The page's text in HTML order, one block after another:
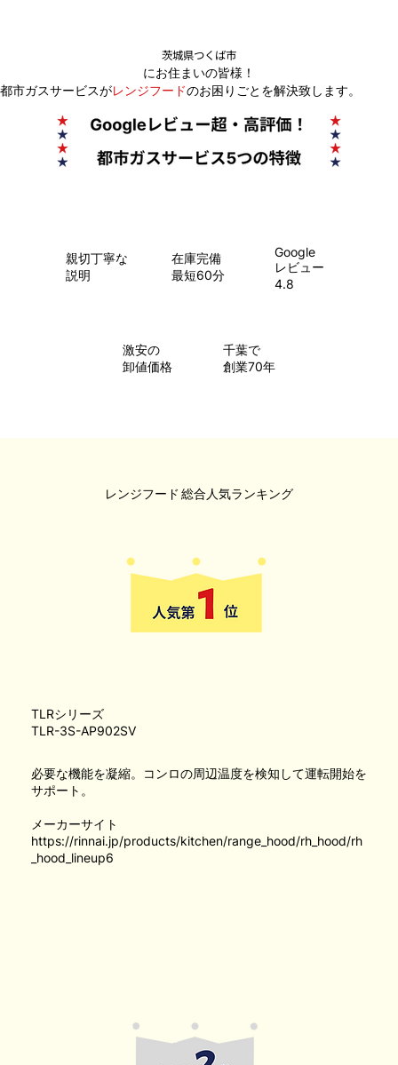
にお住まいの皆様！
茨城県つくば市
都市ガスサービスがレンジフードのお困りごとを解決致します。
親切丁寧な
説明
在庫完備
最短60分
Google
レビュー
4.8
​激安の
卸値価格
千葉で
創業70年
総合人気ランキング
レンジフード
必要な機能を凝縮。コンロの周辺温度を検知して運転開始を
サポート。
メーカーサイト
https://rinnai.jp/products/kitchen/range_hood/rh_hood/rh
_hood_lineup6
TLRシリーズ
TLR-3S-AP902SV